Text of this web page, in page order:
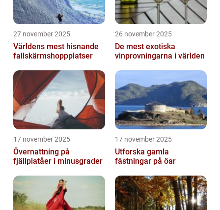
27 november 2025
Världens mest hisnande
fallskärmshoppplatser
26 november 2025
De mest exotiska
vinprovningarna i världen
17 november 2025
Övernattning på
fjällplatåer i minusgrader
17 november 2025
Utforska gamla
fästningar på öar